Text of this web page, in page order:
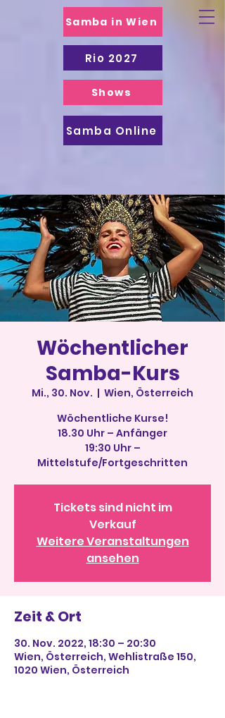
Samba in Wien
Samba Online
Shows
Rio 2027
Wöchentlicher
Samba-Kurs
Mi., 30. Nov.
  |
Wien, Österreich
Wöchentliche Kurse!
18.30 Uhr – Anfänger
19:30 Uhr –
Mittelstufe/Fortgeschritten
Tickets sind nicht im
Verkauf
Weitere Veranstaltungen
ansehen
Zeit & Ort
30. Nov. 2022, 18:30 – 20:30
Wien, Österreich, Wehlistraße 150,
1020 Wien, Österreich